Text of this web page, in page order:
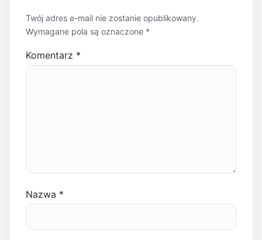
Twój adres e-mail nie zostanie opublikowany.
Wymagane pola są oznaczone *
Komentarz *
Nazwa *